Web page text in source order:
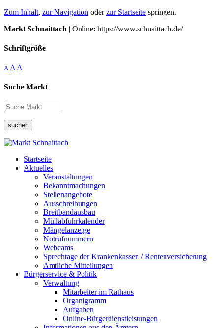
Zum Inhalt, zur Navigation oderzur Startseite springen.
Markt Schnaittach | Online: https://www.schnaittach.de/
Schriftgröße
A A A
Suche Markt
suchen
Startseite
Aktuelles
Veranstaltungen
Bekanntmachungen
Stellenangebote
Ausschreibungen
Breitbandausbau
Müllabfuhrkalender
Mängelanzeige
Notrufnummern
Webcams
Sprechtage der Krankenkassen / Rentenversicherung
Amtliche Mitteilungen
Bürgerservice & Politik
Verwaltung
Mitarbeiter im Rathaus
Organigramm
Aufgaben
Online-Bürgerdienstleistungen